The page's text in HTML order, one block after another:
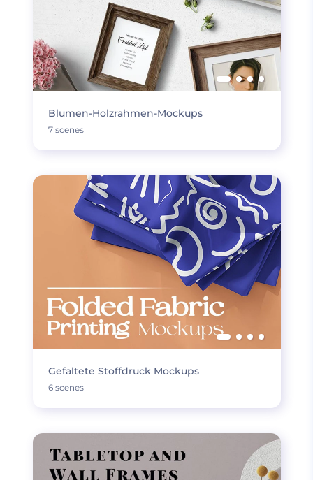
Blumen-Holzrahmen-Mockups
7 scenes
Gefaltete Stoffdruck Mockups
6 scenes